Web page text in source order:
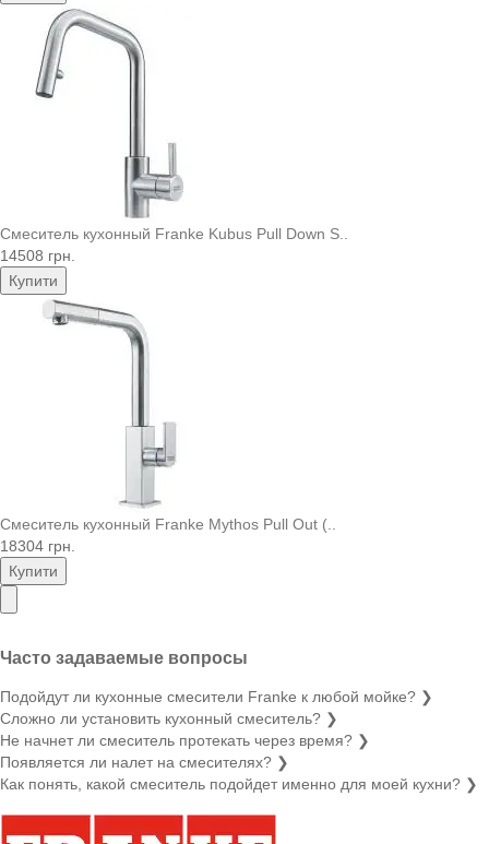
Смеситель кухонный Franke Kubus Pull Down S..
14508 грн.
Купити
Смеситель кухонный Franke Mythos Pull Out (..
18304 грн.
Купити
Часто задаваемые вопросы
Подойдут ли кухонные смесители Franke к любой мойке? ❯
Сложно ли установить кухонный смеситель? ❯
Не начнет ли смеситель протекать через время? ❯
Появляется ли налет на смесителях? ❯
Как понять, какой смеситель подойдет именно для моей кухни? ❯